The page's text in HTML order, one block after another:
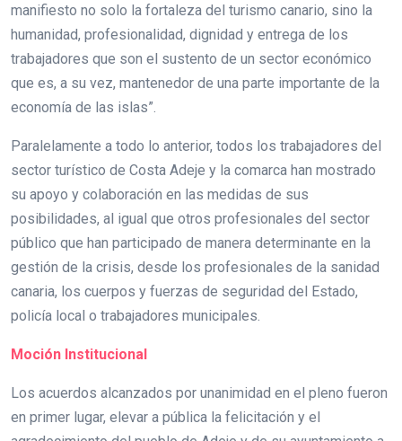
manifiesto no solo la fortaleza del turismo canario, sino la
humanidad, profesionalidad, dignidad y entrega de los
trabajadores que son el sustento de un sector económico
que es, a su vez, mantenedor de una parte importante de la
economía de las islas”.
Paralelamente a todo lo anterior, todos los trabajadores del
sector turístico de Costa Adeje y la comarca han mostrado
su apoyo y colaboración en las medidas de sus
posibilidades, al igual que otros profesionales del sector
público que han participado de manera determinante en la
gestión de la crisis, desde los profesionales de la sanidad
canaria, los cuerpos y fuerzas de seguridad del Estado,
policía local o trabajadores municipales.
Moción Institucional
Los acuerdos alcanzados por unanimidad en el pleno fueron
en primer lugar, elevar a pública la felicitación y el